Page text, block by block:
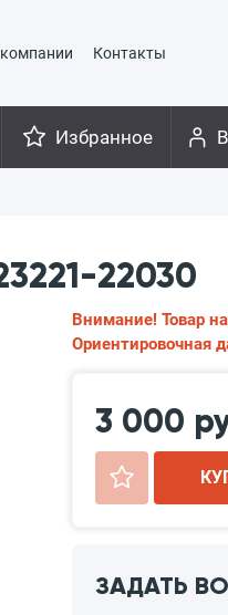
Контакты
Избранное
22030
Внимание! Товар
Ориентировочная
3 000
+
ЗАДАТЬ